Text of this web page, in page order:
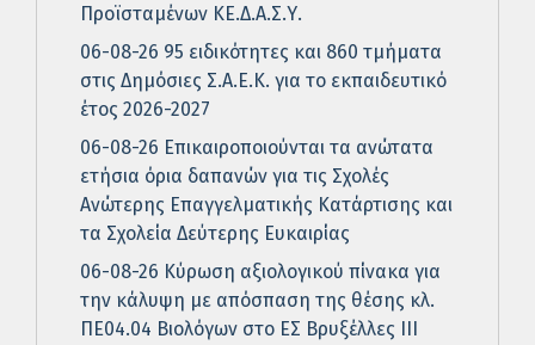
Προϊσταμένων ΚΕ.Δ.Α.Σ.Υ.
06-08-26 95 ειδικότητες και 860 τμήματα
στις Δημόσιες Σ.Α.Ε.Κ. για το εκπαιδευτικό
έτος 2026-2027
06-08-26 Επικαιροποιούνται τα ανώτατα
ετήσια όρια δαπανών για τις Σχολές
Ανώτερης Επαγγελματικής Κατάρτισης και
τα Σχολεία Δεύτερης Ευκαιρίας
06-08-26 Κύρωση αξιολογικού πίνακα για
την κάλυψη με απόσπαση της θέσης κλ.
ΠΕ04.04 Βιολόγων στο ΕΣ Βρυξέλλες ΙΙΙ